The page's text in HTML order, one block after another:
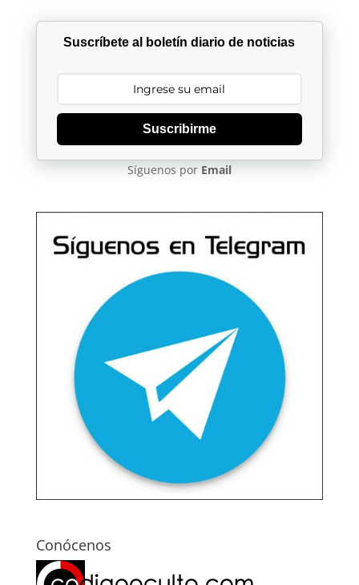
Suscríbete al boletín diario de noticias
Suscribirme
Síguenos por Email
Conócenos